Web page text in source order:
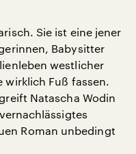
Sie ist eine jener
Babysitter
westlicher
wirklich Fuß fassen.
Natascha Wodin
Roman unbedingt